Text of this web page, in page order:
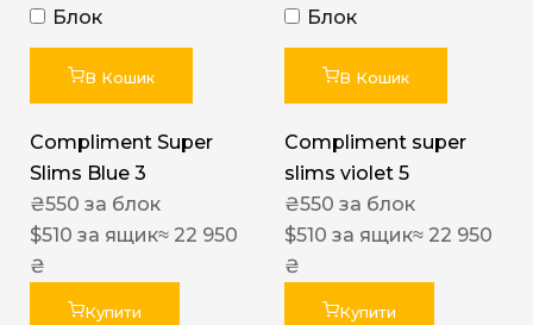
Блок
В Кошик
Compliment Super
Slims Blue 3
₴550 за блок
$510 за ящик≈ 22 950
₴
Купити
Блок
В Кошик
Compliment super
slims violet 5
₴550 за блок
$510 за ящик≈ 22 950
₴
Купити